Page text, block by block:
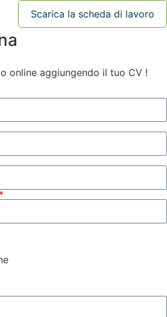
Scarica la scheda di lavoro
online aggiungendo il tuo CV !